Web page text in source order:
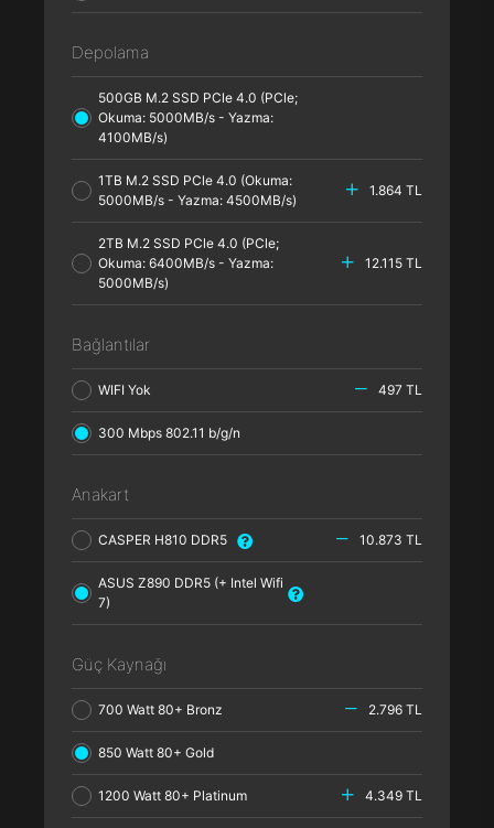
Depolama
500GB M.2 SSD PCle 4.0 (PCle;
Okuma: 5000MB/s - Yazma:
4100MB/s)
1TB M.2 SSD PCle 4.0 (Okuma:
5000MB/s - Yazma: 4500MB/s)
1.864 TL
2TB M.2 SSD PCle 4.0 (PCle;
Okuma: 6400MB/s - Yazma:
5000MB/s)
12.115 TL
Bağlantılar
WIFI Yok 497 TL
300 Mbps 802.11 b/g/n
Anakart
CASPER H810 DDR5 10.873 TL
ASUS Z890 DDR5 (+ Intel Wifi
7)
Güç Kaynağı
700 Watt 80+ Bronz 2.796 TL
850 Watt 80+ Gold
1200 Watt 80+ Platinum 4.349 TL